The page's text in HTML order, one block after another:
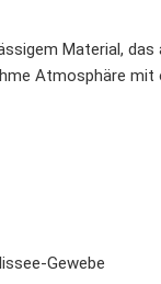
Material,
Atmosphäre
Gewebe